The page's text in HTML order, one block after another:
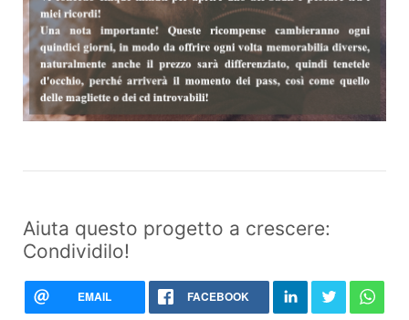
Aiuta questo progetto a crescere:
Condividilo!
EMAIL FACEBOOK